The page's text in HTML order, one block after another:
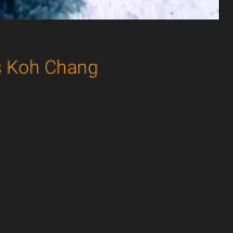
Chang